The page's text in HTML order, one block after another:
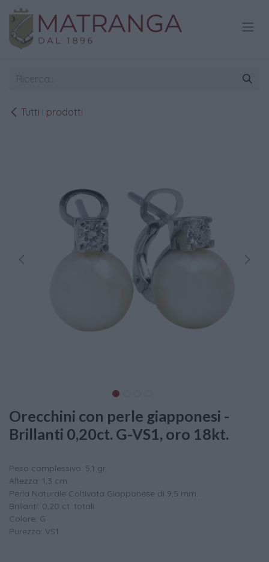
Passa al contenuto
Tutti i prodotti
Orecchini con perle giapponesi -
Brillanti 0,20ct. G-VS1, oro 18kt.
Peso complessivo: 5,1 gr.
Altezza: 1,3 cm.
Perla Naturale Coltivata Giapponese di 9,5 mm.
Brillanti: 0,20 ct. totali
Colore: G
Purezza: VS1